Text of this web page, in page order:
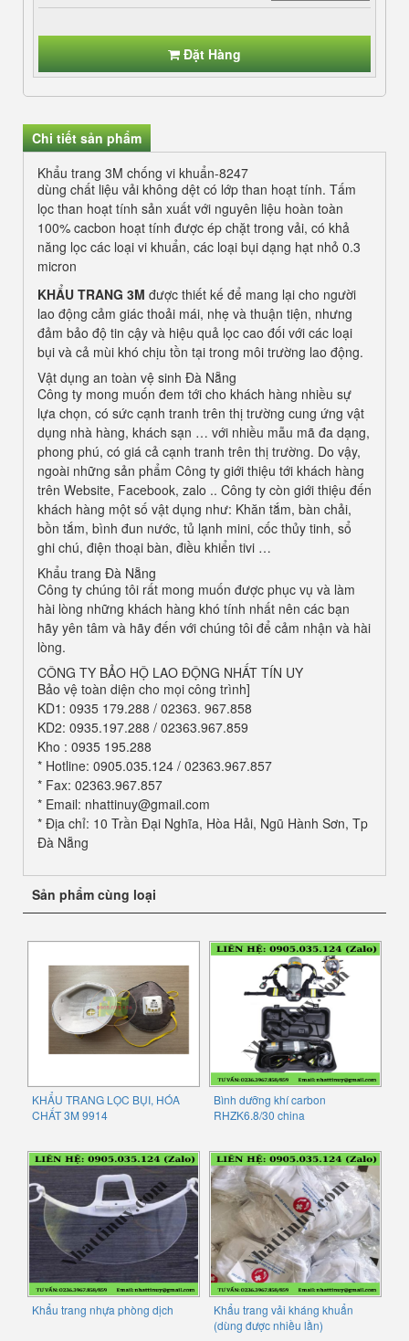
Đặt Hàng
Chi tiết sản phẩm
Khẩu trang 3M chống vi khuẩn-8247
dùng chất liệu vải không dệt có lớp than hoạt tính. Tấm
lọc than hoạt tính sản xuất với nguyên liệu hoàn toàn
100% cacbon hoạt tính được ép chặt trong vải, có khả
năng lọc các loại vi khuẩn, các loại bụi dạng hạt nhỏ 0.3
micron
KHẨU TRANG 3M được thiết kế để mang lại cho người
lao động cảm giác thoải mái, nhẹ và thuận tiện, nhưng
đảm bảo độ tin cậy và hiệu quả lọc cao đối với các loại
bụi và cả mùi khó chịu tồn tại trong môi trường lao động.
Vật dụng an toàn vệ sinh Đà Nẵng
Công ty mong muốn đem tới cho khách hàng nhiều sự
lựa chọn, có sức cạnh tranh trên thị trường cung ứng vật
dụng nhà hàng, khách sạn … với nhiều mẫu mã đa dạng,
phong phú, có giá cả cạnh tranh trên thị trường. Do vậy,
ngoài những sản phẩm Công ty giới thiệu tới khách hàng
trên Website, Facebook, zalo .. Công ty còn giới thiệu đến
khách hàng một số vật dụng như: Khăn tắm, bàn chải,
bồn tắm, bình đun nước, tủ lạnh mini, cốc thủy tinh, sổ
ghi chú, điện thoại bàn, điều khiển tivi …
Khẩu trang Đà Nẵng
Công ty chúng tôi rất mong muốn được phục vụ và làm
hài lòng những khách hàng khó tính nhất nên các bạn
hãy yên tâm và hãy đến với chúng tôi để cảm nhận và hài
lòng.
CÔNG TY BẢO HỘ LAO ĐỘNG NHẤT TÍN UY
Bảo vệ toàn diện cho mọi công trình]
KD1: 0935 179.288 / 02363. 967.858
KD2: 0935.197.288 / 02363.967.859
Kho : 0935 195.288
* Hotline: 0905.035.124 / 02363.967.857
* Fax: 02363.967.857
* Email: nhattinuy@gmail.com
* Địa chỉ: 10 Trần Đại Nghĩa, Hòa Hải, Ngũ Hành Sơn, Tp
Đà Nẵng
Sản phẩm cùng loại
KHẨU TRANG LỌC BỤI, HÓA
CHẤT 3M 9914
Bình dưỡng khí carbon
RHZK6.8/30 china
Khẩu trang nhựa phòng dịch
Khẩu trang vải kháng khuẩn
(dùng được nhiều lần)